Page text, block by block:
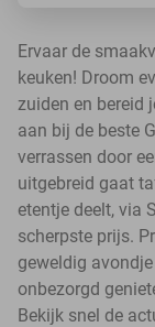
Ervaar de
keuken! Droom
zuiden en bereid
aan bij de beste
verrassen door
uitgebreid gaat
etentje deelt, via
scherpste prijs.
geweldig
onbezorgd
Bekijk snel de